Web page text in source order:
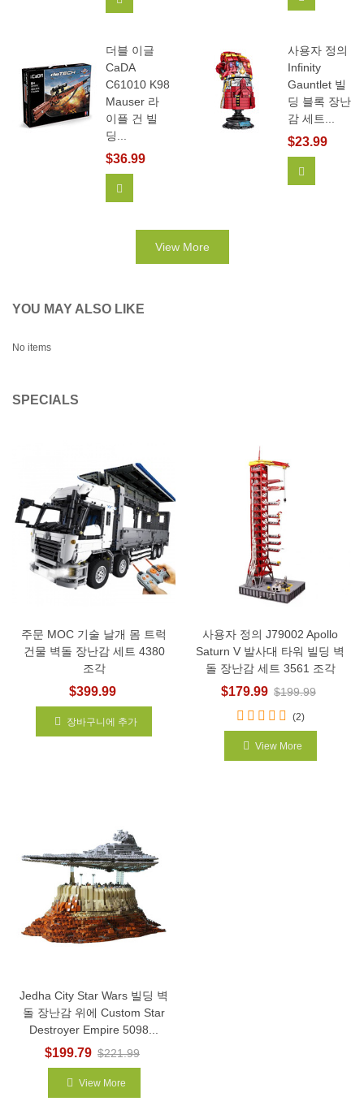
더블 이글
CaDA
C61010 K98
Mauser 라
이플 건 빌
딩...
$36.99
사용자 정의
Infinity
Gauntlet 빌
딩 블록 장난
감 세트...
$23.99
View More
YOU MAY ALSO LIKE
No items
SPECIALS
주문 MOC 기술 날개 몸 트럭
건물 벽돌 장난감 세트 4380
조각
$399.99
장바구니에 추가
사용자 정의 J79002 Apollo
Saturn V 발사대 타워 빌딩 벽
돌 장난감 세트 3561 조각
$179.99 $199.99
(2)
View More
Jedha City Star Wars 빌딩 벽
돌 장난감 위에 Custom Star
Destroyer Empire 5098...
$199.79 $221.99
View More